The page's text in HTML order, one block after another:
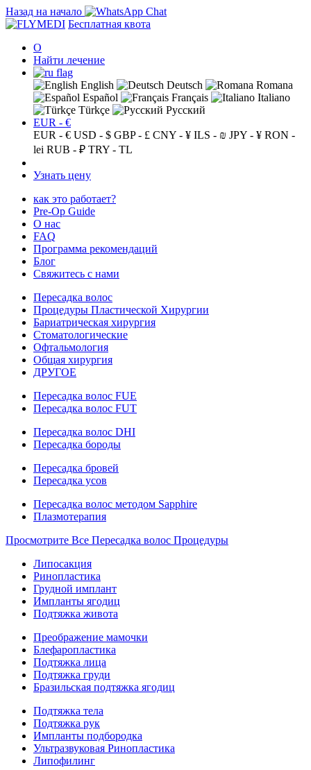
Назад на начало
Бесплатная квота
О
Найти лечение
English Deutsch
Romana
Español
Français
Italiano
Türkçe
Русский
EUR - €
EUR - € USD - $ GBP - £ CNY - ¥ ILS - ₪ JPY - ¥ RON -
lei RUB - ₽ TRY - TL
Узнать цену
как это работает?
Pre-Op Guide
О нас
FAQ
Программа рекомендаций
Блог
Свяжитесь с нами
Пересадка волос
Процедуры Пластической Хирургии
Бариатрическая хирургия
Стоматологические
Офтальмология
Общая хирургия
ДРУГОЕ
Пересадка волос FUE
Пересадка волос FUT
Пересадка волос DHI
Пересадка бороды
Пересадка бровей
Пересадка усов
Пересадка волос методом Sapphire
Плазмотерапия
Просмотрите Все Пересадка волос Процедуры
Липосакция
Ринопластика
Грудной имплант
Импланты ягодиц
Подтяжка живота
Преображение мамочки
Блефаропластика
Подтяжка лица
Подтяжка груди
Бразильская подтяжка ягодиц
Подтяжка тела
Подтяжка рук
Импланты подбородка
Ультразвуковая Ринопластика
Липофилинг